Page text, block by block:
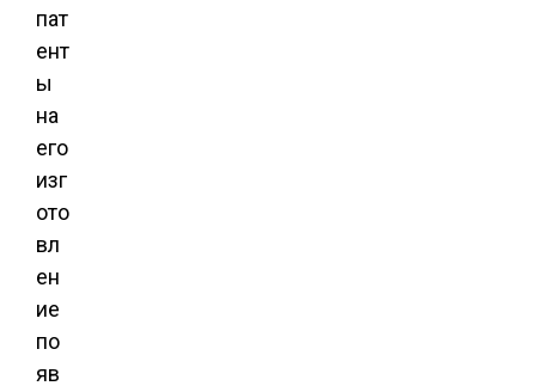
пат
ент
ы
на
его
изг
ото
вл
ен
ие
по
яв